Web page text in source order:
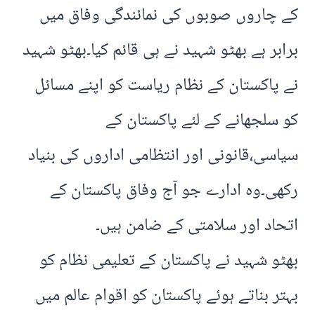
کے چاروں صوبوں کی نمائندگی وفاق میں
برابر ہے بھٹو شہید نے ہی قائم کیا۔بھٹو شہید
نے پاکستان کے نظام ریاست کو اپنے مسائل
کو سلجھانے کے لئے پاکستان کے
سیاسی،قانونی اور انتظامی اداروں کی بنیاد
رکھی۔وہ ادارے جو آج وفاق پاکستان کے
اتحاد اور سلامتی کے ضامن ہیں۔
بھٹو شہید نے پاکستان کے تعلیمی نظام کو
بہتر بناتے ہوئے پاکستان کو اقوام عالم میں